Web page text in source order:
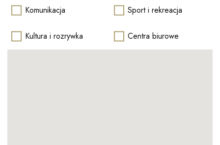
Komunikacja Sport i rekreacja
Kultura i rozrywka Centra biurowe